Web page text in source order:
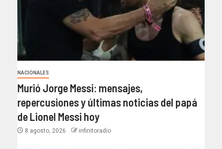
NACIONALES
Murió Jorge Messi: mensajes,
repercusiones y últimas noticias del papá
de Lionel Messi hoy
8 agosto, 2026 infinitoradio